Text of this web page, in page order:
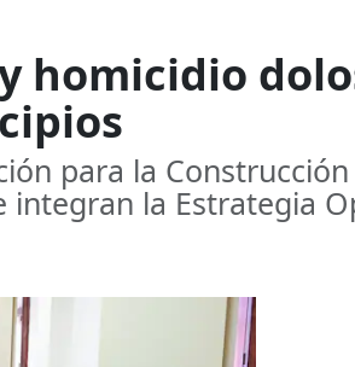
homicidio
para la
integran la Estrategia